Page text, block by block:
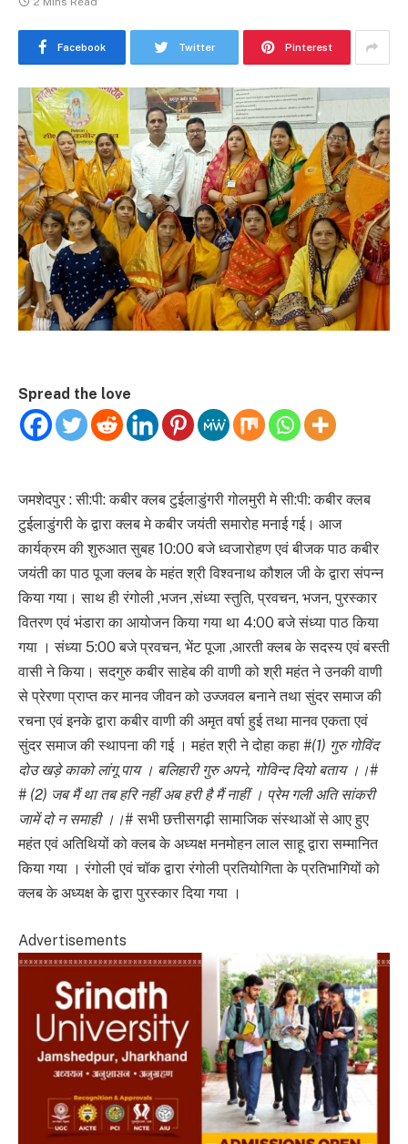
Facebook Twitter Pinterest
Spread the love
जमशेदपुर : सी:पी: कबीर क्लब टुईलाडुंगरी गोलमुरी मे सी:पी: कबीर क्लब
टुईलाडुंगरी के द्वारा क्लब मे कबीर जयंती समारोह मनाई गई। आज
कार्यक्रम की शुरुआत सुबह 10:00 बजे ध्वजारोहण एवं बीजक पाठ कबीर
जयंती का पाठ पूजा क्लब के महंत श्री विश्वनाथ कौशल जी के द्वारा संपन्न
किया गया। साथ ही रंगोली ,भजन ,संध्या स्तुति, प्रवचन, भजन, पुरस्कार
वितरण एवं भंडारा का आयोजन किया गया था 4:00 बजे संध्या पाठ किया
गया । संध्या 5:00 बजे प्रवचन, भेंट पूजा ,आरती क्लब के सदस्य एवं बस्ती
वासी ने किया। सदगुरु कबीर साहेब की वाणी को श्री महंत ने उनकी वाणी
से प्रेरणा प्राप्त कर मानव जीवन को उज्जवल बनाने तथा सुंदर समाज की
रचना एवं इनके द्वारा कबीर वाणी की अमृत वर्षा हुई तथा मानव एकता एवं
सुंदर समाज की स्थापना की गई । महंत श्री ने दोहा कहा #(1) गुरु गोविंद
दोउ खड़े काको लांगू पाय । बलिहारी गुरु अपने, गोविन्द दियो बताय ।।#
# (2) जब मैं था तब हरि नहीं अब हरी है मैं नाहीं । प्रेम गली अति सांकरी
जामें दो न समाही ।।# सभी छत्तीसगढ़ी सामाजिक संस्थाओं से आए हुए
महंत एवं अतिथियों को क्लब के अध्यक्ष मनमोहन लाल साहू द्वारा सम्मानित
किया गया । रंगोली एवं चॉक द्वारा रंगोली प्रतियोगिता के प्रतिभागियों को
क्लब के अध्यक्ष के द्वारा पुरस्कार दिया गया ।
Advertisements